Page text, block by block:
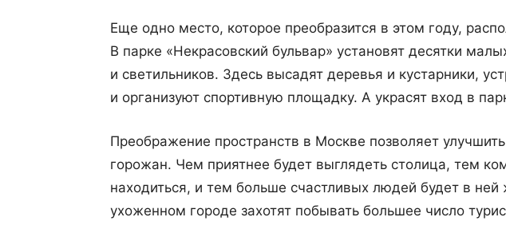
Еще одно место, которое преобразится в этом году,
В парке «Некрасовский бульвар» установят десятки
и светильников. Здесь высадят деревья и кустарники,
и организуют спортивную площадку. А украсят вход в
Преображение пространств в Москве позволяет
горожан. Чем приятнее будет выглядеть столица, тем
находиться, и тем больше счастливых людей будет в ней
ухоженном городе захотят побывать большее число